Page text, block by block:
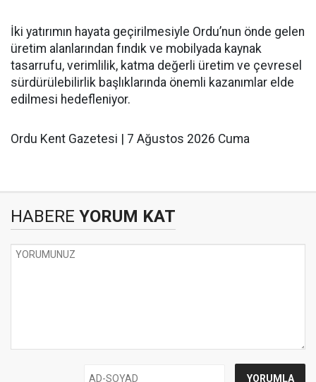
İki yatırımın hayata geçirilmesiyle Ordu’nun önde gelen
üretim alanlarından fındık ve mobilyada kaynak
tasarrufu, verimlilik, katma değerli üretim ve çevresel
sürdürülebilirlik başlıklarında önemli kazanımlar elde
edilmesi hedefleniyor.
Ordu Kent Gazetesi | 7 Ağustos 2026 Cuma
HABERE YORUM KAT